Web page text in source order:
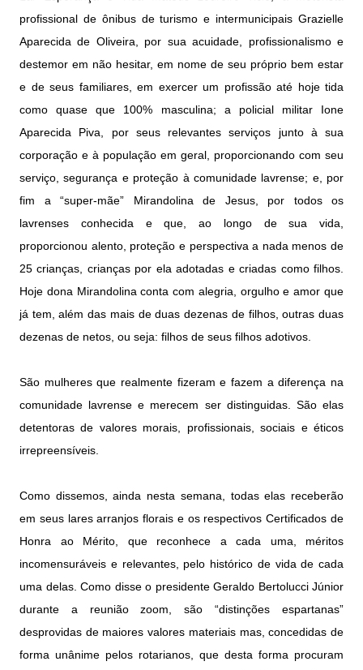
profissional de ônibus de turismo e intermunicipais Grazielle
Aparecida de Oliveira, por sua acuidade, profissionalismo e
destemor em não hesitar, em nome de seu próprio bem estar
e de seus familiares, em exercer um profissão até hoje tida
como quase que 100% masculina; a policial militar Ione
Aparecida Piva, por seus relevantes serviços junto à sua
corporação e à população em geral, proporcionando com seu
serviço, segurança e proteção à comunidade lavrense; e, por
fim a “super-mãe” Mirandolina de Jesus, por todos os
lavrenses conhecida e que, ao longo de sua vida,
proporcionou alento, proteção e perspectiva a nada menos de
25 crianças, crianças por ela adotadas e criadas como filhos.
Hoje dona Mirandolina conta com alegria, orgulho e amor que
já tem, além das mais de duas dezenas de filhos, outras duas
dezenas de netos, ou seja: filhos de seus filhos adotivos.
São mulheres que realmente fizeram e fazem a diferença na
comunidade lavrense e merecem ser distinguidas. São elas
detentoras de valores morais, profissionais, sociais e éticos
irrepreensíveis.
Como dissemos, ainda nesta semana, todas elas receberão
em seus lares arranjos florais e os respectivos Certificados de
Honra ao Mérito, que reconhece a cada uma, méritos
incomensuráveis e relevantes, pelo histórico de vida de cada
uma delas. Como disse o presidente Geraldo Bertolucci Júnior
durante a reunião zoom, são “distinções espartanas”
desprovidas de maiores valores materiais mas, concedidas de
forma unânime pelos rotarianos, que desta forma procuram